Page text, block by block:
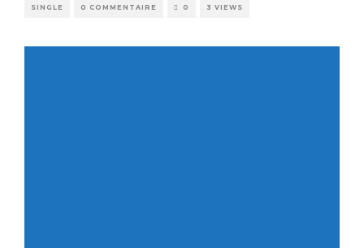
SINGLE 0 COMMENTAIRE 0 3 VIEWS